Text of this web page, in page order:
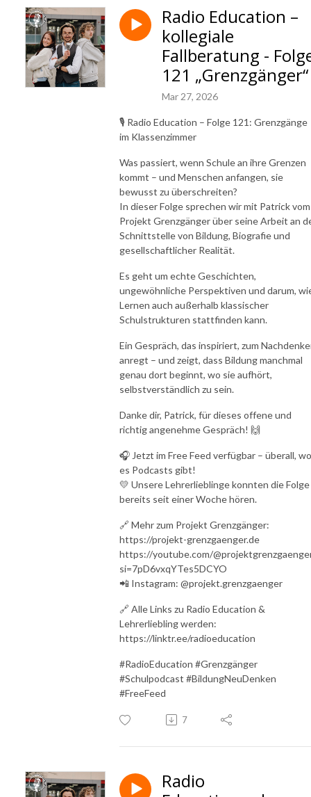
Radio Education –
kollegiale
Fallberatung -
121 „Grenzgänger“
Mar 27, 2026
🎙️ Radio Education – Folge 121: Grenzgänge
im Klassenzimmer
Was passiert, wenn Schule an ihre Grenzen
kommt – und Menschen anfangen, sie
bewusst zu überschreiten?
In dieser Folge sprechen wir mit Patrick vom
Projekt Grenzgänger über seine Arbeit an
Schnittstelle von Bildung, Biografie und
gesellschaftlicher Realität.
Es geht um echte Geschichten,
ungewöhnliche Perspektiven und darum,
Lernen auch außerhalb klassischer
Schulstrukturen stattfinden kann.
Ein Gespräch, das inspiriert, zum
anregt – und zeigt, dass Bildung manchmal
genau dort beginnt, wo sie aufhört,
selbstverständlich zu sein.
Danke dir, Patrick, für dieses offene und
richtig angenehme Gespräch! 🙌
🎧 Jetzt im Free Feed verfügbar – überall, wo
es Podcasts gibt!
💛 Unsere Lehrerlieblinge konnten die Folge
bereits seit einer Woche hören.
🔗 Mehr zum Projekt Grenzgänger:
https://projekt-grenzgaenger.de
https://youtube.com/
si=7pD6vxqYTes5DCYO
📲 Instagram: @projekt.grenzgaenger
🔗 Alle Links zu Radio Education &
Lehrerliebling werden:
https://linktr.ee/radioeducation
#RadioEducation #Grenzgänger
#Schulpodcast #BildungNeuDenken
#FreeFeed
7
Radio